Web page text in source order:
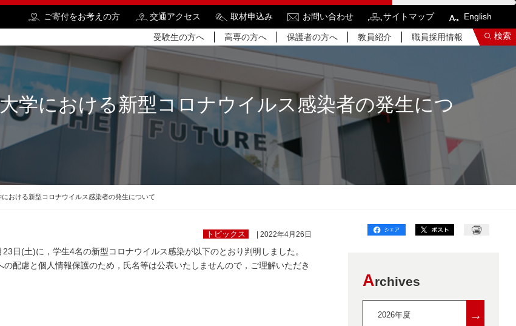
ご寄付をお考えの方 交通アクセス 取材申込み お問い合わせ サイトマップ English
受験生の方へ 高専の方へ 保護者の方へ 教員紹介 職員採用情報 検索
検索結果をもっと見る
関連サイトすべてを検索する
学における新型コロナウイルス感染者の発生につ
おける新型コロナウイルス感染者の発生について
トピックス | 2022年4月26日
日(土)に，学生4名の新型コロナウイルス感染が以下のとおり判明しました。
配慮と個人情報保護のため，氏名等は公表いたしませんので，ご理解いただき
Archives
2026年度 →